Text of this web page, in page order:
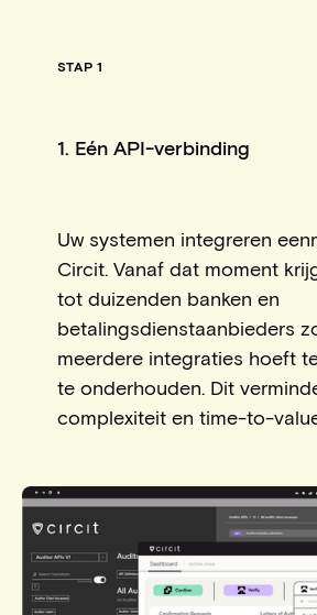
STAP 1
1. Eén API-verbinding
Uw systemen integreren
Circit. Vanaf dat moment
tot duizenden banken en
betalingsdienstaanbieders
meerdere integraties hoeft
te onderhouden. Dit
complexiteit en time-to-